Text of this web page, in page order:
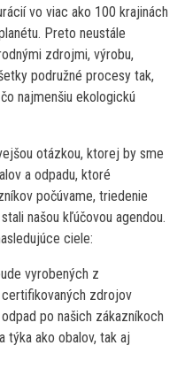
vo viac ako 100 krajinách
Preto neustále
zdrojmi, výrobu,
podružné procesy tak,
najmenšiu ekologickú
otázkou, ktorej by sme
a odpadu, ktoré
počúvame, triedenie
našou kľúčovou agendou.
ciele:
vyrobených z
zdrojov
po našich zákazníkoch
týka ako obalov, tak aj